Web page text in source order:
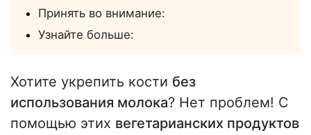
Принять во внимание:
Узнайте больше:
Хотите укрепить кости без
использования молока? Нет проблем! С
помощью этих вегетарианских продуктов